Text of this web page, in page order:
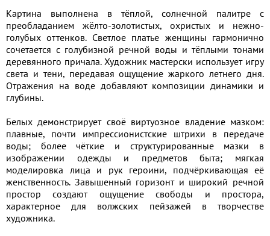
Картина выполнена в тёплой, солнечной палитре с
преобладанием жёлто-золотистых, охристых и нежно-
голубых оттенков. Светлое платье женщины гармонично
сочетается с голубизной речной воды и тёплыми тонами
деревянного причала. Художник мастерски использует игру
света и тени, передавая ощущение жаркого летнего дня.
Отражения на воде добавляют композиции динамики и
глубины.
Белых демонстрирует своё виртуозное владение мазком:
плавные, почти импрессионистские штрихи в передаче
воды; более чёткие и структурированные мазки в
изображении одежды и предметов быта; мягкая
моделировка лица и рук героини, подчёркивающая её
женственность. Завышенный горизонт и широкий речной
простор создают ощущение свободы и простора,
характерное для волжских пейзажей в творчестве
художника.